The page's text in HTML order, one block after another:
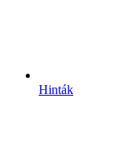
Hinták